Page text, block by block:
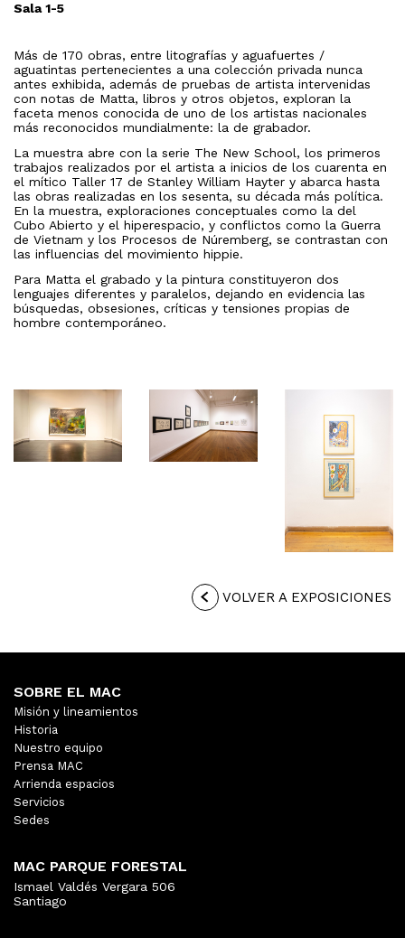
Sala 1-5
Más de 170 obras, entre litografías y aguafuertes /
aguatintas pertenecientes a una colección privada nunca
antes exhibida, además de pruebas de artista intervenidas
con notas de Matta, libros y otros objetos, exploran la
faceta menos conocida de uno de los artistas nacionales
más reconocidos mundialmente: la de grabador.
La muestra abre con la serie The New School, los primeros
trabajos realizados por el artista a inicios de los cuarenta en
el mítico Taller 17 de Stanley William Hayter y abarca hasta
las obras realizadas en los sesenta, su década más política.
En la muestra, exploraciones conceptuales como la del
Cubo Abierto y el hiperespacio, y conflictos como la Guerra
de Vietnam y los Procesos de Núremberg, se contrastan con
las influencias del movimiento hippie.
Para Matta el grabado y la pintura constituyeron dos
lenguajes diferentes y paralelos, dejando en evidencia las
búsquedas, obsesiones, críticas y tensiones propias de
hombre contemporáneo.
VOLVER A EXPOSICIONES
SOBRE EL MAC
Misión y lineamientos
Historia
Nuestro equipo
Prensa MAC
Arrienda espacios
Servicios
Sedes
MAC PARQUE FORESTAL
Ismael Valdés Vergara 506
Santiago